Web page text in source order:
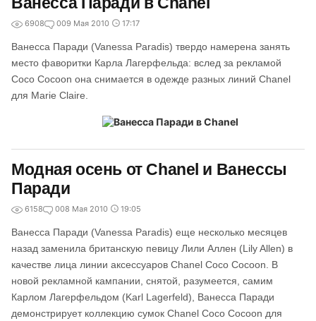
6908 009 Мая 2010 17:17
Ванесса Паради (Vanessa Paradis) твердо намерена занять
место фаворитки Карла Лагерфельда: вслед за рекламой
Coco Cocoon она снимается в одежде разных линий Chanel
для Marie Claire.
Модная осень от Chanel и Ванессы
Паради
6158 008 Мая 2010 19:05
Ванесса Паради (Vanessa Paradis) еще несколько месяцев
назад заменила британскую певицу Лили Аллен (Lily Allen) в
качестве лица линии аксессуаров Chanel Coco Cocoon. В
новой рекламной кампании, снятой, разумеется, самим
Карлом Лагерфельдом (Karl Lagerfeld), Ванесса Паради
демонстрирует коллекцию сумок Chanel Coco Cocoon для